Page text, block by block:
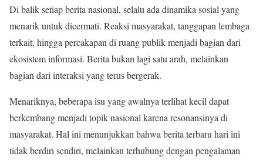
Di balik setiap berita nasional, selalu ada dinamika sosial yang
menarik untuk dicermati. Reaksi masyarakat, tanggapan lembaga
terkait, hingga percakapan di ruang publik menjadi bagian dari
ekosistem informasi. Berita bukan lagi satu arah, melainkan
bagian dari interaksi yang terus bergerak.
Menariknya, beberapa isu yang awalnya terlihat kecil dapat
berkembang menjadi topik nasional karena resonansinya di
masyarakat. Hal ini menunjukkan bahwa berita terbaru hari ini
tidak berdiri sendiri, melainkan terhubung dengan pengalaman